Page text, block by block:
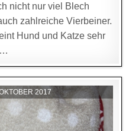
nicht nur viel Blech
zahlreiche Vierbeiner.
Hund und Katze sehr
2017